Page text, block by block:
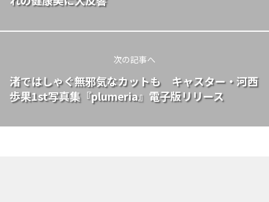
次の記事へ
渚ではしゃぐ無邪気なカットも キャスター・河西
歩果1st写真集『plumeria』電子版リリース